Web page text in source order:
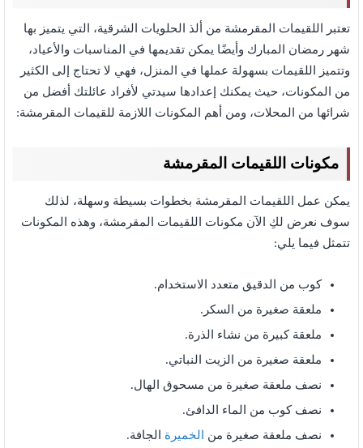
تعتبر اللقيمات المقرمشة من ألذ الحلويات الشرقية، التي يتميز بها
شهر رمضان المبارك وأيضًا يمكن تقديمها في المناسبات والأعياد،
وتتميز اللقيمات بسهولة عملها في المنزل، فهي لا تحتاج إلى الكثير
من المكونات، حيث يمكنك إعدادها سيدتي لأفراد عائلتك أفضل من
شرائها من المحلات، ومن أهم المكونات اللازمة للقيمات المقرمشة:
مكونات اللقيمات المقرمشة
يمكن عمل اللقيمات المقرمشة بخطوات بسيطة وسهلة، لذلك
سوف نعرض لكِ الآن مكونات اللقيمات المقرمشة، وهذه المكونات
تتمثل فيما يلي:
كوب من الدقيق متعدد الاستخدام.
ملعقة صغيرة من السكر.
ملعقة كبيرة من نشاء الذرة.
ملعقة صغيرة من الزيت النباتي.
نصف ملعقة صغيرة من مسحوق الهال.
نصف كوب من الماء الدافئ.
نصف ملعقة صغيرة من
الخميرة الجافة.